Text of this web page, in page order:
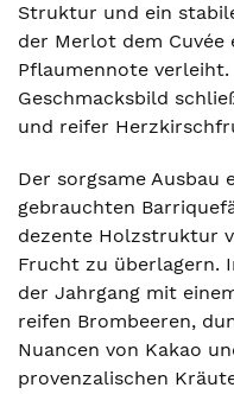
Struktur und ein
der Merlot dem Cuvée
Pflaumennote
Geschmacksbild
und reifer
Der sorgsame Ausbau
gebrauchten
dezente Holzstruktur
Frucht zu überlagern.
der Jahrgang mit
reifen Brombeeren,
Nuancen von Kakao
provenzalischen